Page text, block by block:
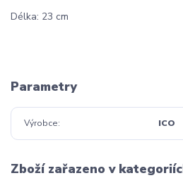
Délka: 23 cm
Parametry
Výrobce ICO
Zboží zařazeno v